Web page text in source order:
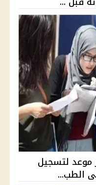
2026.. آخر موعد لتسجيل
الطب...